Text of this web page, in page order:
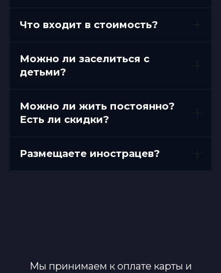
Что входит в стоимость?
Можно ли заселиться с
детьми?
Можно ли жить постоянно?
Есть ли скидки?
Размещаете инострацев?
Мы принимаем к оплате карты и